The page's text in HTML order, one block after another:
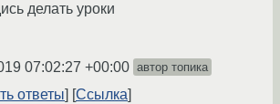
делать уроки
07:02:27 +00:00 автор топика
ответы Ссылка